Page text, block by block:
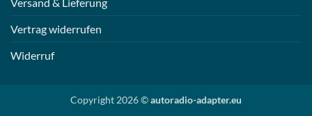
Vertrag widerrufen
Widerruf
Copyright 2026 ©autoradio-adapter.eu